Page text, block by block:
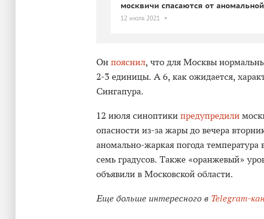
москвичи спасаются от
12 июля 2021
Он пояснил, что для Москвы
2-3 единицы. А 6, как ожидается,
Сингапура.
12 июля синоптики предупредили
опасности из-за жары до вечера
аномально-жаркая погода
семь градусов. Также «оранжевый»
объявили в Московской области.
Еще больше интересного в Telegram-